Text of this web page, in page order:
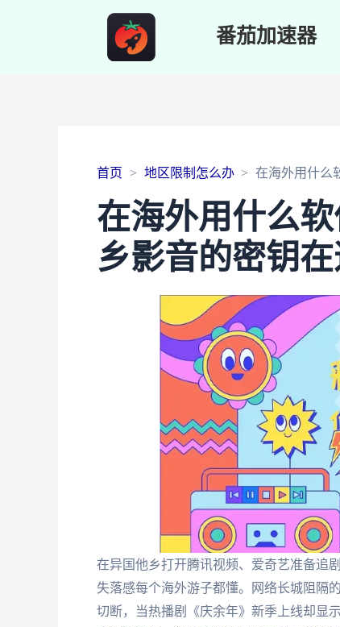
番茄加速器
首页 地区限制怎么办 在海外用什么
在海外用什么
乡影音的密钥在
在异国他乡打开腾讯视频、爱奇艺准备追
失落感每个海外游子都懂。网络长城阻隔
切断，当热播剧《庆余年》新季上线却显